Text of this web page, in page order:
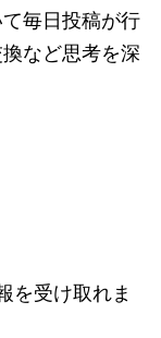
毎日投稿が行
など思考を深
を受け取れま